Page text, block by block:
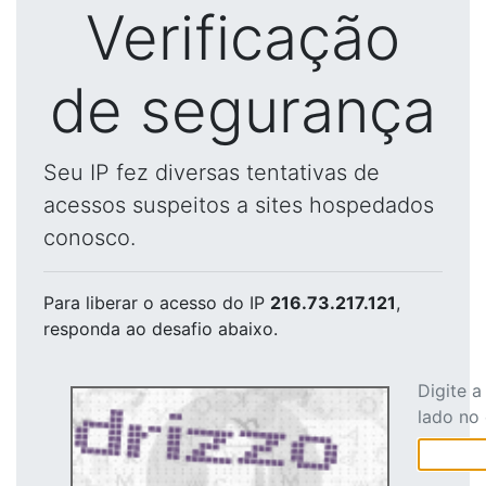
Verificação
de segurança
Seu IP fez diversas tentativas de
acessos suspeitos a sites hospedados
conosco.
Para liberar o acesso do IP 216.73.217.121,
responda ao desafio abaixo.
Digite
lado no